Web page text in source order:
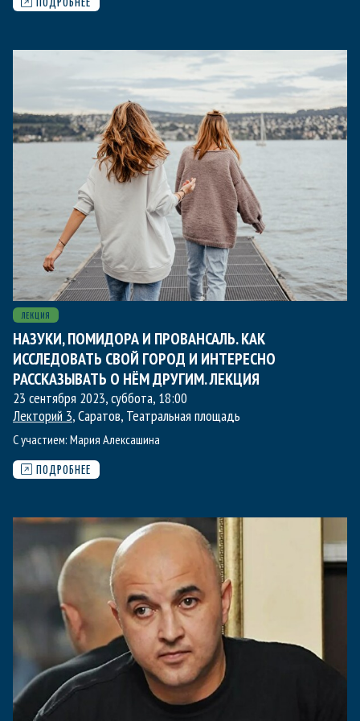
ПОДРОБНЕЕ
ЛЕКЦИЯ
НАЗУКИ, ПОМИДОРА И ПРОВАНСАЛЬ. КАК
ИССЛЕДОВАТЬ СВОЙ ГОРОД И ИНТЕРЕСНО
РАССКАЗЫВАТЬ О НЁМ ДРУГИМ. ЛЕКЦИЯ
23 сентября 2023, суббота, 18:00
Лекторий 3, Саратов, Театральная площадь
С участием: Мария Алексашина
ПОДРОБНЕЕ